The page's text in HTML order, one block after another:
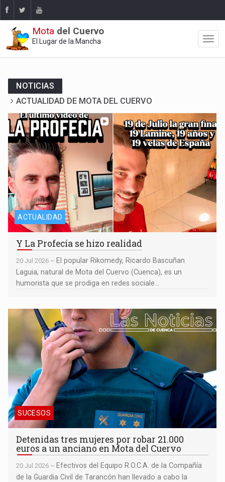
Mota del Cuervo
El Lugar de la Mancha
NOTICIAS
ACTUALIDAD DE MOTA DEL CUERVO
Y La Profecía se hizo realidad
ACTUALIDAD
Y La Profecía se hizo realidad
20 Jul 2026 ~ El popular Rikomedy, Ricardo Bascuñan
Laguia, natural de Mota del Cuervo (Cuenca), es un
humorista que se prodiga en redes sociale...
Detenidas tres mujeres por robar 21.000 euros a un anciano en
Mota del Cuervo
SUCESOS
Detenidas tres mujeres por robar 21.000
euros a un anciano en Mota del Cuervo
20 Jul 2026 ~ Efectivos del Equipo R.O.C.A. de la Compañía
de la Guardia Civil de Tarancón han llevado a cabo la